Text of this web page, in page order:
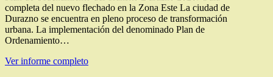
completa del nuevo flechado en la Zona Este La ciudad de
Durazno se encuentra en pleno proceso de transformación
urbana. La implementación del denominado Plan de
Ordenamiento…
Ver informe completo